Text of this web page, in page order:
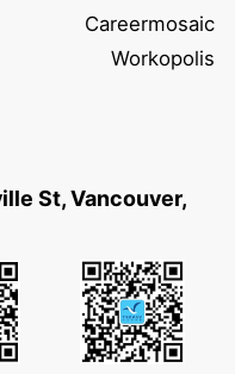
Careermosaic
Workopolis
St, Vancouver,